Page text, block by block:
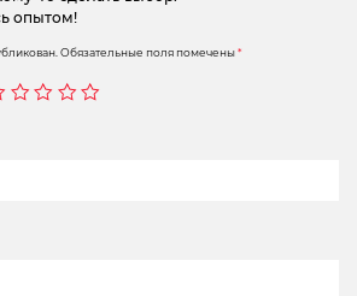
опытом!
Обязательные поля помечены*